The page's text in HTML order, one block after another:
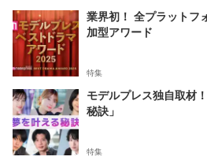
業界初！ 全プラットフ
加型アワード
特集
モデルプレス独自取材
秘訣」
特集